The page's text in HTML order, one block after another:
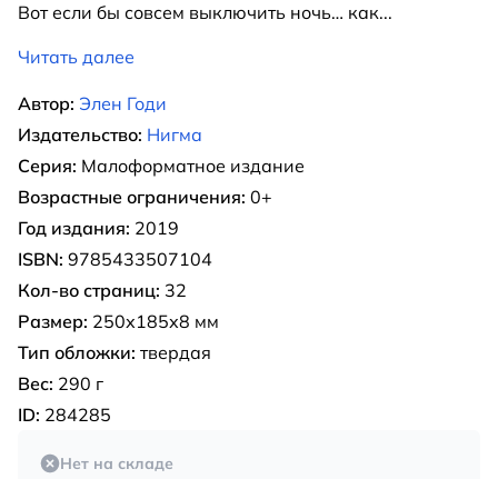
Вот если бы совсем выключить ночь… как...
Читать далее
Автор: Элен Годи
Издательство: Нигма
Серия: Малоформатное издание
Возрастные ограничения: 0+
Год издания: 2019
ISBN: 9785433507104
Кол-во страниц: 32
Размер: 250х185х8 мм
Тип обложки: твердая
Вес: 290 г
ID: 284285
Нет на складе